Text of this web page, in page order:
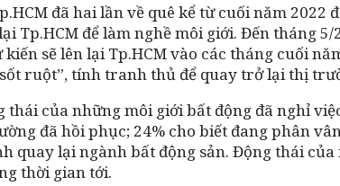
đã hai lần về quê kể từ cuối năm 2022
Tp.HCM để làm nghề môi giới. Đến tháng
sẽ lên lại Tp.HCM vào các tháng cuối
ruột”, tính tranh thủ để quay trở lại thị
của những môi giới bất động đã nghỉ
đã hồi phục; 24% cho biết đang phân
quay lại ngành bất động sản. Động thái
thời gian tới.